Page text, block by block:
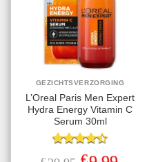
GEZICHTSVERZORGING
L’Oreal Paris Men Expert
Hydra Energy Vitamin C
Serum 30ml
Gewaardeerd
Oorspronkelijke
€
Huidige